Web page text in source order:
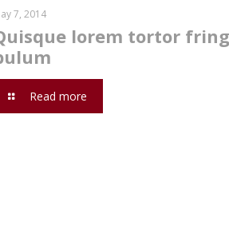
7, 2014
lorem tortor
Read more